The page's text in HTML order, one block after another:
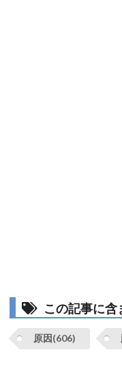
この記事に含
原因(606)